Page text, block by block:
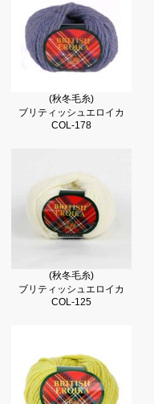
(秋冬毛糸)
ブリティッシュエロイカ
COL-178
(秋冬毛糸)
ブリティッシュエロイカ
COL-125